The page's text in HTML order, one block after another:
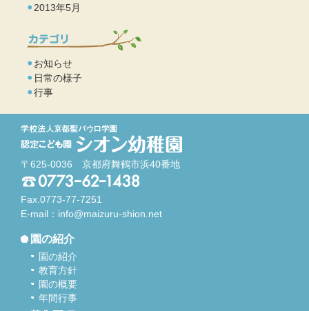
2013年5月
お知らせ
日常の様子
行事
〒625-0036 京都府舞鶴市浜40番地
Fax.0773-77-7251
E-mail： info@maizuru-shion.net
園の紹介
園の紹介
教育方針
園の概要
年間行事